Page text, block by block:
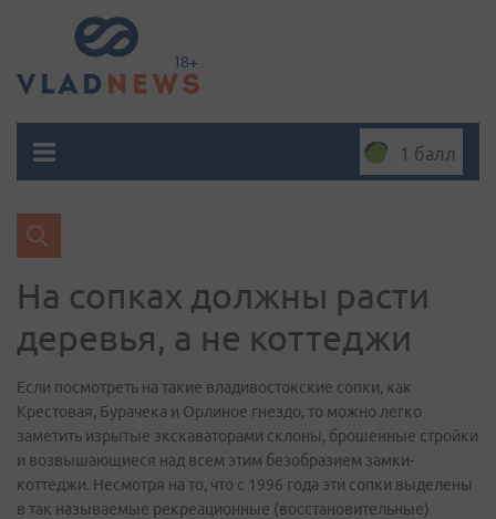
1 балл
На сопках должны расти
деревья, а не коттеджи
Если посмотреть на такие владивостокские сопки, как
Крестовая, Бурачека и Орлиное гнездо, то можно легко
заметить изрытые экскаваторами склоны, брошенные стройки
и возвышающиеся над всем этим безобразием замки-
коттеджи. Несмотря на то, что с 1996 года эти сопки выделены
в так называемые рекреационные (восстановительные)